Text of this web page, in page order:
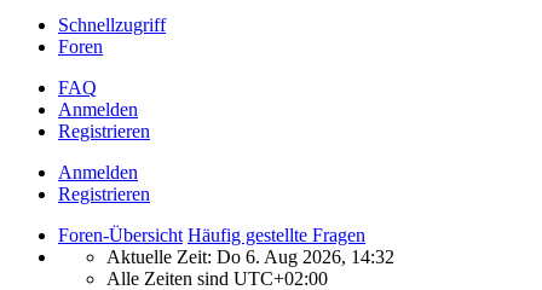
Schnellzugriff
Foren
FAQ
Anmelden
Registrieren
Anmelden
Registrieren
Foren-Übersicht Häufig gestellte Fragen
Aktuelle Zeit: Do 6. Aug 2026, 14:32
Alle Zeiten sind UTC+02:00